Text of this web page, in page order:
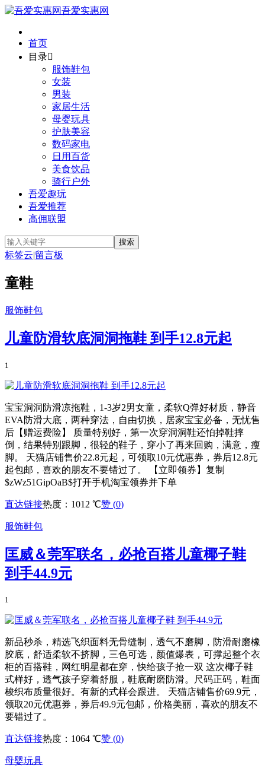
吾爱实惠网
首页
目录
服饰鞋包
女装
男装
家居生活
母婴玩具
护肤美容
数码家电
日用百货
美食饮品
骑行户外
吾爱趣玩
吾爱推荐
高佣联盟
标签云|留言板
童鞋
服饰鞋包
儿童防滑软底洞洞拖鞋 到手12.8元起
1
宝宝洞洞防滑凉拖鞋，1-3岁2男女童，柔软Q弹好材质，静音
EVA防滑大底，两种穿法，自由切换，居家宝宝必备，无忧售
后【赠运费险】 质量特别好，第一次穿洞洞鞋还怕掉鞋摔
倒，结果特别跟脚，很轻的鞋子，穿小了再来回购，满意，瘦
脚。 天猫店铺售价22.8元起，可领取10元优惠券，券后12.8元
起包邮，喜欢的朋友不要错过了。 【立即领券】复制
$zWz51GipOaB$打开手机淘宝领券并下单
直达链接热度：1012 ℃赞 (0)
服饰鞋包
匡威＆莞军联名，必抢百搭儿童椰子鞋
到手44.9元
1
新品秒杀，精选飞织面料无骨缝制，透气不磨脚，防滑耐磨橡
胶底，舒适柔软不挤脚，三色可选，颜值爆表，可撑起整个衣
柜的百搭鞋，网红明星都在穿，快给孩子抢一双 这次椰子鞋
式样好，透气孩子穿着舒服，鞋底耐磨防滑。尺码正码，鞋面
梭织布质量很好。有新的式样会跟进。 天猫店铺售价69.9元，
领取20元优惠券，券后49.9元包邮，价格美丽，喜欢的朋友不
要错过了。
直达链接热度：1064 ℃赞 (0)
母婴玩具